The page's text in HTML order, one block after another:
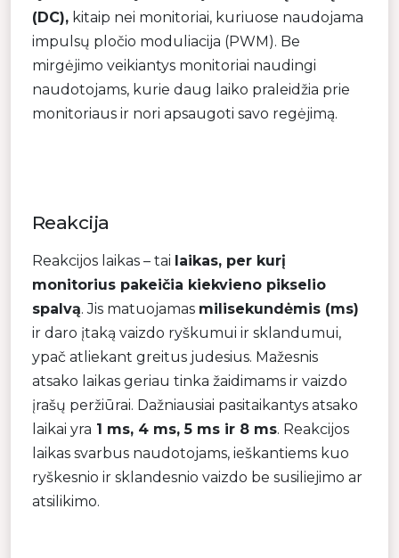
(DC), kitaip nei monitoriai, kuriuose naudojama
impulsų pločio moduliacija (PWM). Be
mirgėjimo veikiantys monitoriai naudingi
naudotojams, kurie daug laiko praleidžia prie
monitoriaus ir nori apsaugoti savo regėjimą.
Reakcija
Reakcijos laikas – tai laikas, per kurį
monitorius pakeičia kiekvieno pikselio
spalvą. Jis matuojamas milisekundėmis (ms)
ir daro įtaką vaizdo ryškumui ir sklandumui,
ypač atliekant greitus judesius. Mažesnis
atsako laikas geriau tinka žaidimams ir vaizdo
įrašų peržiūrai. Dažniausiai pasitaikantys atsako
laikai yra 1 ms, 4 ms, 5 ms ir 8 ms. Reakcijos
laikas svarbus naudotojams, ieškantiems kuo
ryškesnio ir sklandesnio vaizdo be susiliejimo ar
atsilikimo.